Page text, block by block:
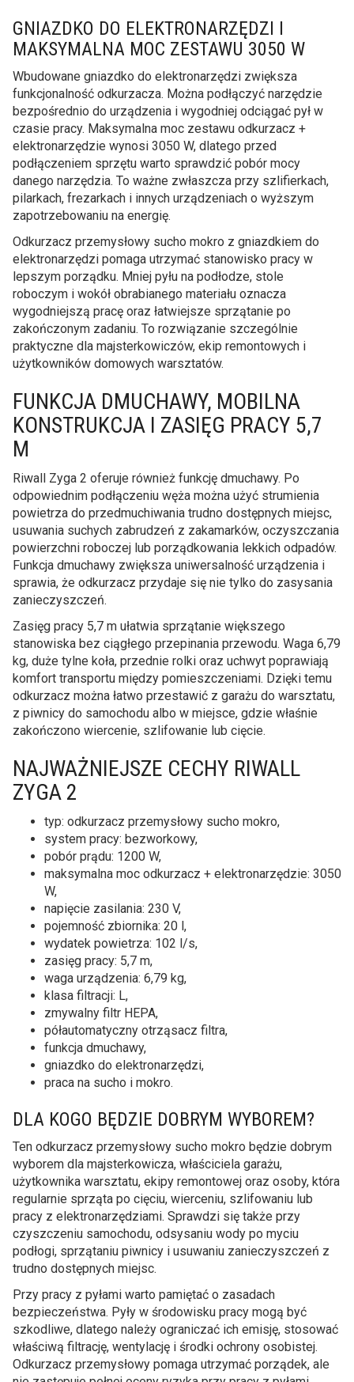
GNIAZDKO DO ELEKTRONARZĘDZI I
MAKSYMALNA MOC ZESTAWU 3050 W
Wbudowane gniazdko do elektronarzędzi zwiększa
funkcjonalność odkurzacza. Można podłączyć narzędzie
bezpośrednio do urządzenia i wygodniej odciągać pył w
czasie pracy. Maksymalna moc zestawu odkurzacz +
elektronarzędzie wynosi 3050 W, dlatego przed
podłączeniem sprzętu warto sprawdzić pobór mocy
danego narzędzia. To ważne zwłaszcza przy szlifierkach,
pilarkach, frezarkach i innych urządzeniach o wyższym
zapotrzebowaniu na energię.
Odkurzacz przemysłowy sucho mokro z gniazdkiem do
elektronarzędzi pomaga utrzymać stanowisko pracy w
lepszym porządku. Mniej pyłu na podłodze, stole
roboczym i wokół obrabianego materiału oznacza
wygodniejszą pracę oraz łatwiejsze sprzątanie po
zakończonym zadaniu. To rozwiązanie szczególnie
praktyczne dla majsterkowiczów, ekip remontowych i
użytkowników domowych warsztatów.
FUNKCJA DMUCHAWY, MOBILNA
KONSTRUKCJA I ZASIĘG PRACY 5,7
M
Riwall Zyga 2 oferuje również funkcję dmuchawy. Po
odpowiednim podłączeniu węża można użyć strumienia
powietrza do przedmuchiwania trudno dostępnych miejsc,
usuwania suchych zabrudzeń z zakamarków, oczyszczania
powierzchni roboczej lub porządkowania lekkich odpadów.
Funkcja dmuchawy zwiększa uniwersalność urządzenia i
sprawia, że odkurzacz przydaje się nie tylko do zasysania
zanieczyszczeń.
Zasięg pracy 5,7 m ułatwia sprzątanie większego
stanowiska bez ciągłego przepinania przewodu. Waga 6,79
kg, duże tylne koła, przednie rolki oraz uchwyt poprawiają
komfort transportu między pomieszczeniami. Dzięki temu
odkurzacz można łatwo przestawić z garażu do warsztatu,
z piwnicy do samochodu albo w miejsce, gdzie właśnie
zakończono wiercenie, szlifowanie lub cięcie.
NAJWAŻNIEJSZE CECHY RIWALL
ZYGA 2
typ: odkurzacz przemysłowy sucho mokro,
system pracy: bezworkowy,
pobór prądu: 1200 W,
maksymalna moc odkurzacz + elektronarzędzie: 3050
W,
napięcie zasilania: 230 V,
pojemność zbiornika: 20 l,
wydatek powietrza: 102 l/s,
zasięg pracy: 5,7 m,
waga urządzenia: 6,79 kg,
klasa filtracji: L,
zmywalny filtr HEPA,
półautomatyczny otrząsacz filtra,
funkcja dmuchawy,
gniazdko do elektronarzędzi,
praca na sucho i mokro.
DLA KOGO BĘDZIE DOBRYM WYBOREM?
Ten odkurzacz przemysłowy sucho mokro będzie dobrym
wyborem dla majsterkowicza, właściciela garażu,
użytkownika warsztatu, ekipy remontowej oraz osoby, która
regularnie sprząta po cięciu, wierceniu, szlifowaniu lub
pracy z elektronarzędziami. Sprawdzi się także przy
czyszczeniu samochodu, odsysaniu wody po myciu
podłogi, sprzątaniu piwnicy i usuwaniu zanieczyszczeń z
trudno dostępnych miejsc.
Przy pracy z pyłami warto pamiętać o zasadach
bezpieczeństwa. Pyły w środowisku pracy mogą być
szkodliwe, dlatego należy ograniczać ich emisję, stosować
właściwą filtrację, wentylację i środki ochrony osobistej.
Odkurzacz przemysłowy pomaga utrzymać porządek, ale